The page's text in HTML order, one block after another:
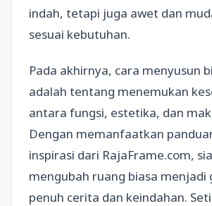
indah, tetapi juga awet dan
sesuai kebutuhan.
Pada akhirnya, cara menyusun
adalah tentang menemukan
antara fungsi, estetika, dan
Dengan memanfaatkan
inspirasi dari RajaFrame.com,
mengubah ruang biasa menjadi
penuh cerita dan keindahan.